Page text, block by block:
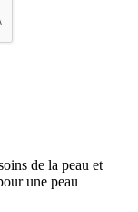
de la peau et
une peau